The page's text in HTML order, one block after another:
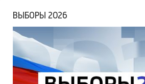
ВЫБОРЫ 2026